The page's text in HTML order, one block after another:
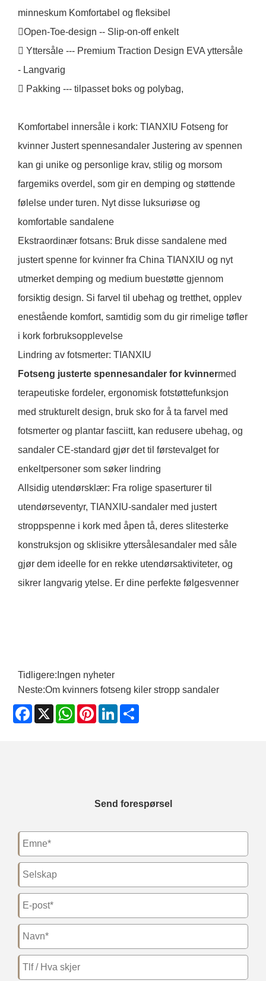
minneskum Komfortabel og fleksibel
Open-Toe-design -- Slip-on-off enkelt
 Yttersåle --- Premium Traction Design EVA yttersåle
- Langvarig
 Pakking --- tilpasset boks og polybag,
Komfortabel innersåle i kork: TIANXIU Fotseng for
kvinner Justert spennesandaler Justering av spennen
kan gi unike og personlige krav, stilig og morsom
fargemiks overdel, som gir en demping og støttende
følelse under turen. Nyt disse luksuriøse og
komfortable sandalene
Ekstraordinær fotsans: Bruk disse sandalene med
justert spenne for kvinner fra China TIANXIU og nyt
utmerket demping og medium buestøtte gjennom
forsiktig design. Si farvel til ubehag og tretthet, opplev
enestående komfort, samtidig som du gir rimelige tøfler
i kork forbruksopplevelse
Lindring av fotsmerter: TIANXIU
Fotseng justerte spennesandaler for kvinnermed
terapeutiske fordeler, ergonomisk fotstøttefunksjon
med strukturelt design, bruk sko for å ta farvel med
fotsmerter og plantar fasciitt, ​​kan redusere ubehag, og
sandaler CE-standard gjør det til førstevalget for
enkeltpersoner som søker lindring
Allsidig utendørsklær: Fra rolige spaserturer til
utendørseventyr, TIANXIU-sandaler med justert
stroppspenne i kork med åpen tå, deres slitesterke
konstruksjon og sklisikre yttersålesandaler med såle
gjør dem ideelle for en rekke utendørsaktiviteter, og
sikrer langvarig ytelse. Er dine perfekte følgesvenner
Tidligere: Ingen nyheter
Neste:Om kvinners fotseng kiler stropp sandaler
Facebook
X WhatsApp
PinterestLinkedIn
Send forespørsel